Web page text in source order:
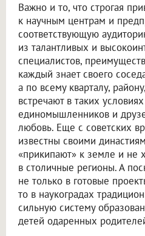
Важно и то, что строгая
к научным центрам и
соответствующую
из талантливых и
специалистов,
каждый знает своего
а по всему кварталу,
встречают в таких
единомышленников и
любовь. Еще с советских
известны своими
«прикипают» к земле и не
в столичные регионы. А
не только в готовые
то в наукоградах
сильную систему
детей одаренных